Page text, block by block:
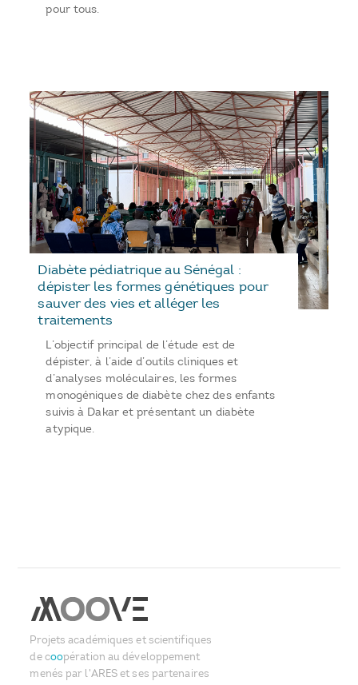
pour tous.
Diabète pédiatrique au Sénégal :
dépister les formes génétiques pour
sauver des vies et alléger les
traitements
L’objectif principal de l’étude est de
dépister, à l’aide d’outils cliniques et
d’analyses moléculaires, les formes
monogéniques de diabète chez des enfants
suivis à Dakar et présentant un diabète
atypique.
Projets académiques et scientifiques
de coopération au développement
menés par l'ARES et ses partenaires